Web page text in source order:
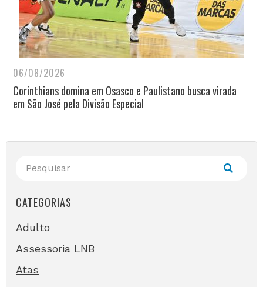
06/08/2026
Corinthians domina em Osasco e Paulistano busca virada
em São José pela Divisão Especial
CATEGORIAS
Adulto
Assessoria LNB
Atas